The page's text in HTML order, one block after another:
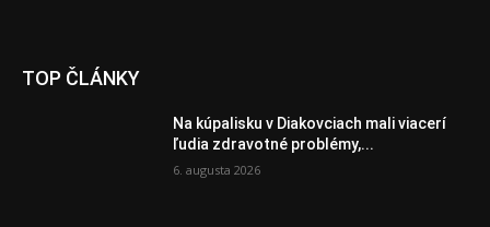
TOP ČLÁNKY
Na kúpalisku v Diakovciach mali viacerí
ľudia zdravotné problémy,...
6. augusta 2026